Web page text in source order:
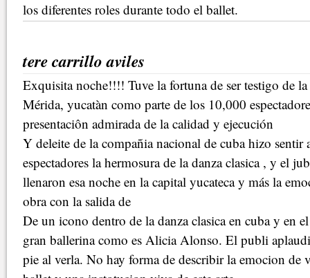
los diferentes roles durante todo el ballet.
tere carrillo aviles
Exquisita noche!!!! Tuve la fortuna de ser testigo de la
Mérida, yucatàn como parte de los 10,000
presentaciôn admirada de la calidad y ejecución
Y deleite de la compañia nacional de cuba hizo sentir
espectadores la hermosura de la danza clasica , y el
llenaron esa noche en la capital yucateca y más la
obra con la salida de
De un icono dentro de la danza clasica en cuba y en
gran ballerina como es Alicia Alonso. El publi
pie al verla. No hay forma de describir la emocion de